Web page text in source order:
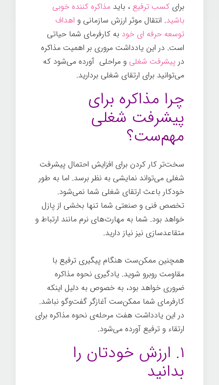
برای کسب ترفیع ، باید مذاکره کننده خوبی
باشید. انتقال موثر ارزش سازمانی و اهداف
توسعه حرفه ای خود به کارفرمای شما حیاتی
است. در این یادداشت مروری بر اهمیت مذاکره
در پیشرفت شغلی و مراحلی آورده می‌شود که
می‌توانید برای ارتقای شغلی بردارید.
چرا مذاکره برای
پیشرفت شغلی
مهم‌ست؟
سخت‌تر کار کردن برای افزایش احتمال پیشرفت
شغلی می‌تواند نمایشی به نظر برسد. اما به طور
خودکار باعث ارتقای شغلی شما نمی‌شود.
تخصص فنی و صنعتی شما تنها بخشی از پازل
خواهد بود. شما به مهارت‌های نرم مانند ارتباط و
متقاعدسازی نیز نیاز دارید.
همچنین ممکن‌ست هنگام پیگیری ترفیع با
مقاومت روبرو شوید. یادگیری نحوه مذاکره
ضروری خواهد بود، به خصوص به دلیل اینکه
کارفرمای شما ممکن‌ست آغازگر گفت‌وگو نباشد.
در این یادداشت هفت مرحله‌ی نحوه مذاکره برای
ارتقاء و ترفیع آورده می‌شود.
۱. ارزش خودتان را
بدانید